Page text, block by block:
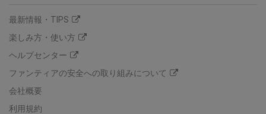
最新情報・TIPS
楽しみ方・使い方
ヘルプセンター
ファンティアの安全への取り組みについて
会社概要
利用規約